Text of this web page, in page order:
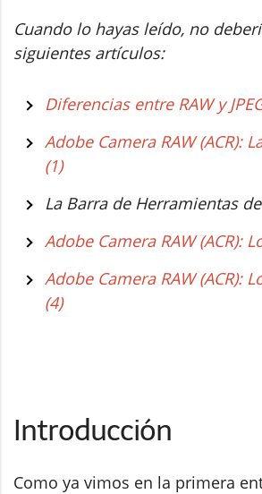
Cuando lo hayas leído, no
siguientes artículos:
Diferencias entre RAW y
Adobe Camera RAW (ACR):
(1)
La Barra de Herramientas
Adobe Camera RAW (ACR):
Adobe Camera RAW (ACR):
(4)
Introducción
Como ya vimos en la primera